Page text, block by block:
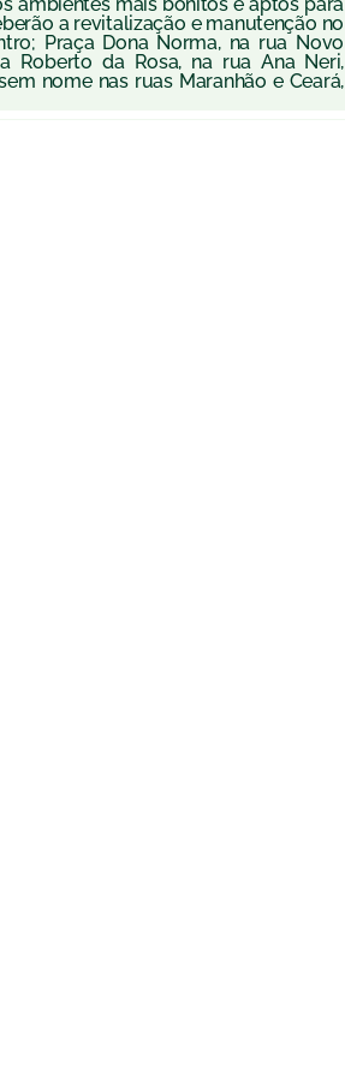
a revitalização e manutenção no
Praça Dona Norma, na rua Novo
Roberto da Rosa, na rua Ana Neri,
nome nas ruas Maranhão e Ceará,